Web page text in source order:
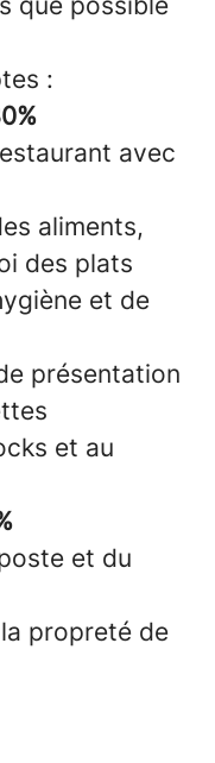
:
avec
aliments,
des plats
et de
présentation
et au
et du
propreté de